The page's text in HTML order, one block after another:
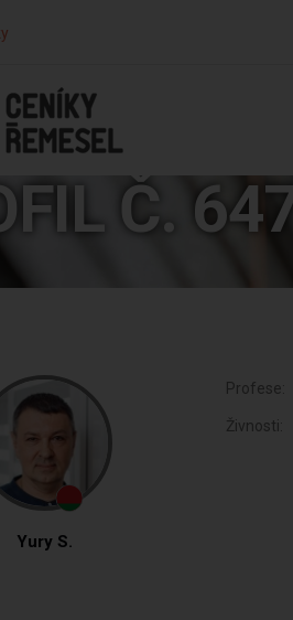
Č.
Yury S.
Profese:
Živnosti: